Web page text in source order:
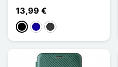
13,99 €
MustaBleu Foncé
Gris foncé